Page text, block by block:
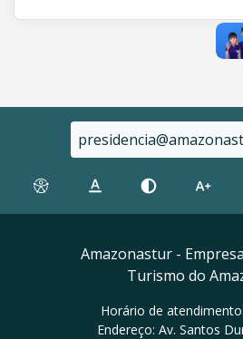
Amazonastur -
Turismo do
Horário de
Endereço: Av. Santos